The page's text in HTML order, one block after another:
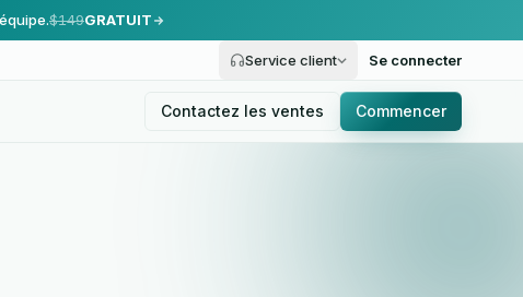
$149GRATUIT
Service client Se connecter
Contactez les ventes Commencer